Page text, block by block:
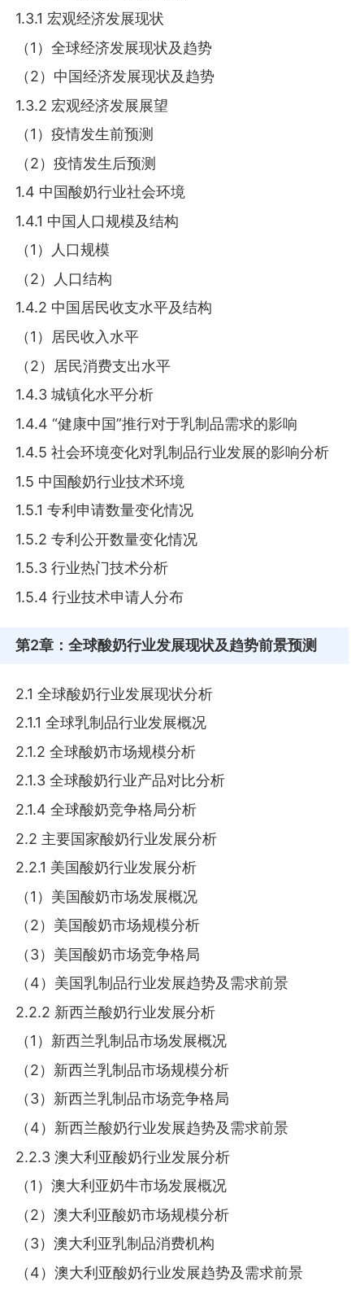
1.3.1 宏观经济发展现状
（1）全球经济发展现状及趋势
（2）中国经济发展现状及趋势
1.3.2 宏观经济发展展望
（1）疫情发生前预测
（2）疫情发生后预测
1.4 中国酸奶行业社会环境
1.4.1 中国人口规模及结构
（1）人口规模
（2）人口结构
1.4.2 中国居民收支水平及结构
（1）居民收入水平
（2）居民消费支出水平
1.4.3 城镇化水平分析
1.4.4 “健康中国”推行对于乳制品需求的影响
1.4.5 社会环境变化对乳制品行业发展的影响分析
1.5 中国酸奶行业技术环境
1.5.1 专利申请数量变化情况
1.5.2 专利公开数量变化情况
1.5.3 行业热门技术分析
1.5.4 行业技术申请人分布
第2章 ：全球酸奶行业发展现状及趋势前景预测
2.1 全球酸奶行业发展现状分析
2.1.1 全球乳制品行业发展概况
2.1.2 全球酸奶市场规模分析
2.1.3 全球酸奶行业产品对比分析
2.1.4 全球酸奶竞争格局分析
2.2 主要国家酸奶行业发展分析
2.2.1 美国酸奶行业发展分析
（1）美国酸奶市场发展概况
（2）美国酸奶市场规模分析
（3）美国酸奶市场竞争格局
（4）美国乳制品行业发展趋势及需求前景
2.2.2 新西兰酸奶行业发展分析
（1）新西兰乳制品市场发展概况
（2）新西兰乳制品市场规模分析
（3）新西兰乳制品市场竞争格局
（4）新西兰酸奶行业发展趋势及需求前景
2.2.3 澳大利亚酸奶行业发展分析
（1）澳大利亚奶牛市场发展概况
（2）澳大利亚酸奶市场规模分析
（3）澳大利亚乳制品消费机构
（4）澳大利亚酸奶行业发展趋势及需求前景